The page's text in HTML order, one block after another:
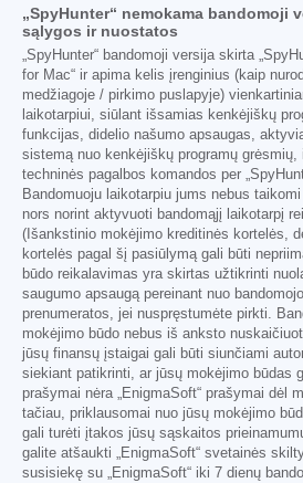
„SpyHunter“ nemokama bandomoji
sąlygos ir nuostatos
„SpyHunter“ bandomoji versija skirta
for Mac“ ir apima kelis įrenginius (kaip
medžiagoje / pirkimo puslapyje)
laikotarpiui, siūlant išsamias kenkėjiškų
funkcijas, didelio našumo apsaugas,
sistemą nuo kenkėjiškų programų grėsmių,
techninės pagalbos komandos per
Bandomuoju laikotarpiu jums nebus
nors norint aktyvuoti bandomąjį laikotarpį
(Išankstinio mokėjimo kreditinės kortelės,
kortelės pagal šį pasiūlymą gali būti
būdo reikalavimas yra skirtas užtikrinti
saugumo apsaugą pereinant nuo
prenumeratos, jei nuspręstumėte pirkti.
mokėjimo būdo nebus iš anksto
jūsų finansų įstaigai gali būti siunčiami
siekiant patikrinti, ar jūsų mokėjimo būdas
prašymai nėra „EnigmaSoft“ prašymai dėl
tačiau, priklausomai nuo jūsų mokėjimo
gali turėti įtakos jūsų sąskaitos
galite atšaukti „EnigmaSoft“ svetainės
susisiekę su „EnigmaSoft“ iki 7 dienų